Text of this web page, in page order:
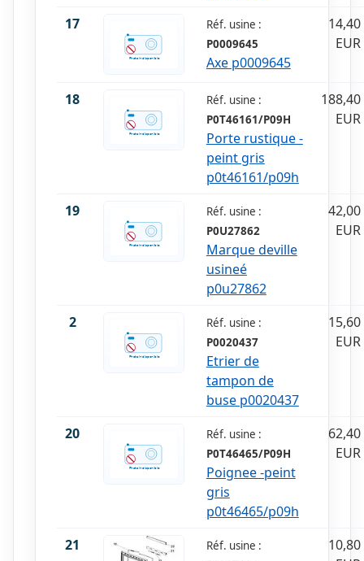
17
Réf. usine :
P0009645
Axe p0009645
14,40
EUR
18
Réf. usine :
P0T46161/P09H
Porte rustique -
peint gris
p0t46161/p09h
188,40
EUR
19
Réf. usine :
P0U27862
Marque deville
usineé
p0u27862
42,00
EUR
2
Réf. usine :
P0020437
Etrier de
tampon de
buse p0020437
15,60
EUR
20
Réf. usine :
P0T46465/P09H
Poignee -peint
gris
p0t46465/p09h
62,40
EUR
21
Réf. usine :
10,80